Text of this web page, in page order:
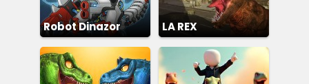
Robot Dinazor LA REX